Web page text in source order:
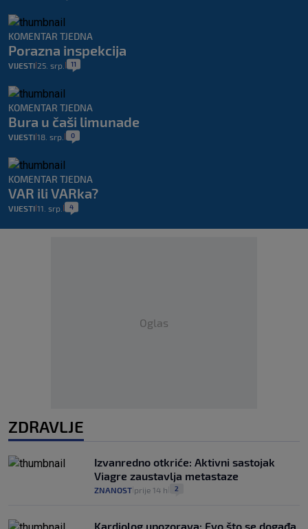
KOMENTAR TJEDNA
Porazna inspekcija
VIJESTI 25. srp. 11
KOMENTAR TJEDNA
Bura u čaši limunade
VIJESTI 18. srp. 0
KOMENTAR TJEDNA
VAR ili VARka?
VIJESTI 11. srp. 4
Oglas
ZDRAVLJE
Izvanredno otkriće: Aktivni sastojak
Viagre zaustavlja metastaze
ZNANOST prije 14 h 2
Kardiolog upozorava: Evo što se događa